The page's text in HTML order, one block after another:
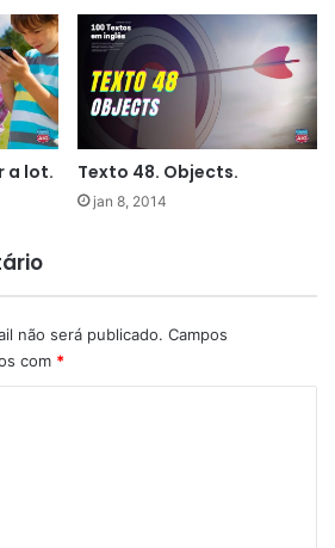
a lot. Texto 48. Objects.
jan 8, 2014
não será publicado. Campos
com *